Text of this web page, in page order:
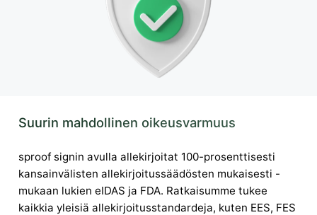
Suurin mahdollinen oikeusvarmuus
sproof signin avulla allekirjoitat 100-prosenttisesti
kansainvälisten allekirjoitussäädösten mukaisesti -
mukaan lukien eIDAS ja FDA. Ratkaisumme tukee
kaikkia yleisiä allekirjoitusstandardeja, kuten EES, FES